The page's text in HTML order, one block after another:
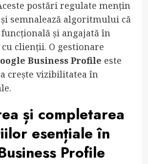
postări regulate mențin
semnalează algoritmului că
funcțională și angajată în
clienții. O gestionare
Business Profile este
crește vizibilitatea în
și completarea
esențiale în
Profile